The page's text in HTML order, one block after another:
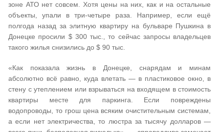
зоне АТО нет совсем. Хотя цены на них, как и на остальные
объекты, упали в три-четыре раза. Например, если ещё
полгода назад за элитную квартиру на бульваре Пушкина в
Донецке просили $ 300 тыс., то сейчас запросы владельцев
такого жилья снизились до $ 90 тыс.
«Как показала жизнь в Донецке, снарядам и минам
абсолютно всё равно, куда влетать — в пластиковое окно, в
стену с утеплением или взрываться на входящем в стоимость
квартиры месте для паркинга. Если повреждены
водопроводы, то грош цена всяким очистительным системам,
а если нет электричества, то люстра за тысячу долларов —